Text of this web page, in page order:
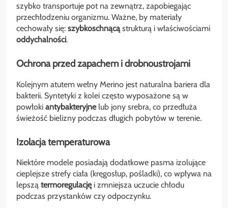
szybko transportuje pot na zewnątrz, zapobiegając
przechłodzeniu organizmu. Ważne, by materiały
cechowały się: szybkoschnącąstrukturą i właściwościami
oddychalności.
Ochrona przed zapachem i drobnoustrojami
Kolejnym atutem wełny Merino jest naturalna bariera dla
bakterii. Syntetyki z kolei często wyposażone są w
powłoki antybakteryjnelub jony srebra, co przedłuża
świeżość bielizny podczas długich pobytów w terenie.
Izolacja temperaturowa
Niektóre modele posiadają dodatkowe pasma izolujące
cieplejsze strefy ciała (kręgosłup, pośladki), co wpływa na
lepszą termoregulacjęi zmniejsza uczucie chłodu
podczas przystanków czy odpoczynku.